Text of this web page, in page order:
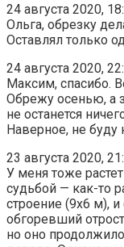
24 августа 2020,
Ольга, обрезку
Оставлял только
24 августа 2020,
Максим, спасибо.
Обрежу осенью, а
не останется
Наверное, не буду
23 августа 2020,
У меня тоже
судьбой — как-то
строение (9х6 м),
обгоревший
но оно